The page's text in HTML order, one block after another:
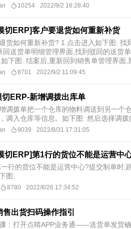
10254 2022/9/2 16:28:40
切ERP]客户要退货如何重新补货
货如何重新补货? 1.点击进入如下图:
回送货单明细管理界面,找到驳回的送货
下图: 结案后,重新回到销售单管理界面,
8701 2022/9/2 11:09:45
切ERP-新增调拨出库单
调拨单把一个仓库的物料调送到另一个
调入仓库等信息。如下图: 然后选择调
9039 2022/8/31 17:31:05
切ERP]第1行的货位不能是运营中
行的货位不能是运营中心?提交制单时,
图:
8780 2022/8/26 17:34:52
售出货扫码操作指引
：打开点晴APP业务通——送货单发货